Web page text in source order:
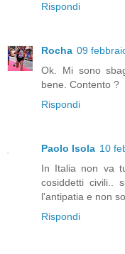
Rispondi
Rocha 09
Ok. Mi sono
bene. Contento ?
Rispondi
Paolo Isola 10
In Italia non va
cosiddetti civili..
l'antipatia e non
Rispondi